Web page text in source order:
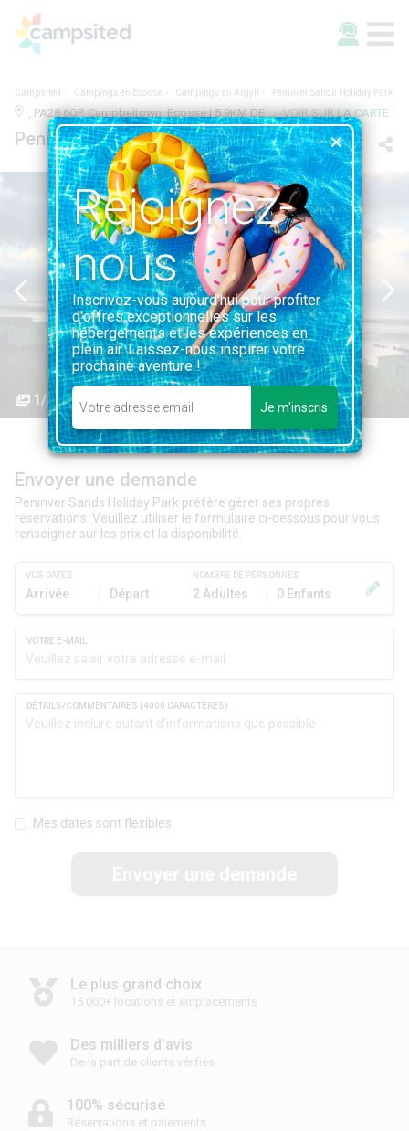
Campsited Campings en Ecosse Campings en Argyll Peninver Sands Holiday Park
, PA28 6QP, Campbeltown, Ecosse | 5.9KM DE CAMPBELTOWN VOIR SUR LA CARTE
Peninver Sands Holiday Park
1/2
Envoyer une demande
Peninver Sands Holiday Park préfère gérer ses propres
réservations. Veuillez utiliser le formulaire ci-dessous pour vous
renseigner sur les prix et la disponibilité.
VOS DATES
Arrivée Départ
NOMBRE DE PERSONNES
2 Adultes 0 Enfants
Mes dates sont flexibles
Le plus grand choix
15 000+ locations et emplacements
Des milliers d’avis
De la part de clients vérifiés
100% sécurisé
Réservations et paiements
Rejoignez-
nous
Inscrivez-vous aujourd'hui pour profiter
d'offres exceptionnelles sur les
hébergements et les expériences en
plein air. Laissez-nous inspirer votre
prochaine aventure !
Je m'inscris